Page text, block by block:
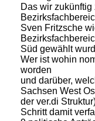
Das wir
Sven Fritzsche
Süd gewählt
Wer ist wohin
worden
und darüber,
Sachsen West
der ver.di
Schritt damit